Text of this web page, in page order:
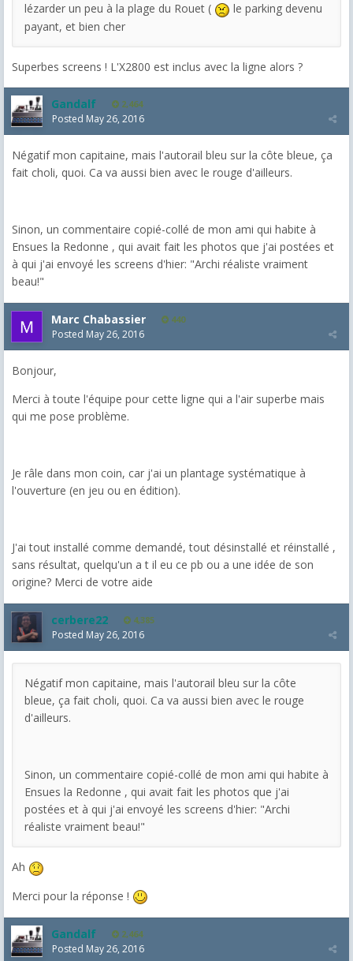
lézarder un peu à la plage du Rouet (
le parking devenu
payant, et bien cher
Superbes screens ! L'X2800 est inclus avec la ligne alors ?
Gandalf 2,464
Posted May 26, 2016
Négatif mon capitaine, mais l'autorail bleu sur la côte bleue, ça
fait choli, quoi. Ca va aussi bien avec le rouge d'ailleurs.
Sinon, un commentaire copié-collé de mon ami qui habite à
Ensues la Redonne , qui avait fait les photos que j'ai postées et
à qui j'ai envoyé les screens d'hier: "Archi réaliste vraiment
beau!"
Marc Chabassier 440
Posted May 26, 2016
Bonjour,
Merci à toute l'équipe pour cette ligne qui a l'air superbe mais
qui me pose problème.
Je râle dans mon coin, car j'ai un plantage systématique à
l'ouverture (en jeu ou en édition).
J'ai tout installé comme demandé, tout désinstallé et réinstallé ,
sans résultat, quelqu'un a t il eu ce pb ou a une idée de son
origine? Merci de votre aide
cerbere22 4,385
Posted May 26, 2016
Négatif mon capitaine, mais l'autorail bleu sur la côte
bleue, ça fait choli, quoi. Ca va aussi bien avec le rouge
d'ailleurs.
Sinon, un commentaire copié-collé de mon ami qui habite à
Ensues la Redonne , qui avait fait les photos que j'ai
postées et à qui j'ai envoyé les screens d'hier: "Archi
réaliste vraiment beau!"
Ah
Merci pour la réponse !
Gandalf 2,464
Posted May 26, 2016